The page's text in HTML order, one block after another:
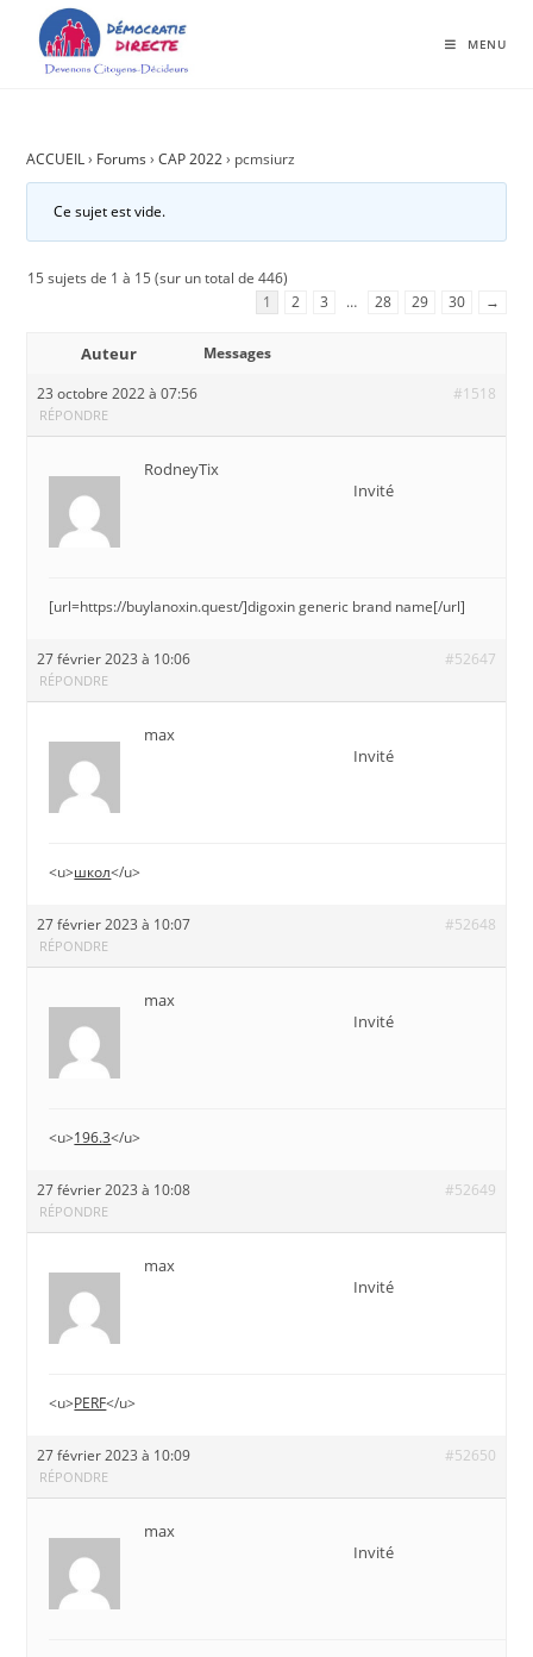
MENU
ACCUEIL › Forums › CAP 2022 › pcmsiurz
Ce sujet est vide.
15 sujets de 1 à 15 (sur un total de 446)
1
2 3 … 28 29 30 →
Auteur
Messages
23 octobre 2022 à 07:56
#1518
RÉPONDRE
RodneyTix
Invité
[url=https://buylanoxin.quest/]digoxin generic brand name[/url]
27 février 2023 à 10:06 #52647
RÉPONDRE
max
Invité
<u>школ</u>
27 février 2023 à 10:07 #52648
RÉPONDRE
max
Invité
<u>196.3</u>
27 février 2023 à 10:08 #52649
RÉPONDRE
max
Invité
<u>PERF</u>
27 février 2023 à 10:09 #52650
RÉPONDRE
max
Invité